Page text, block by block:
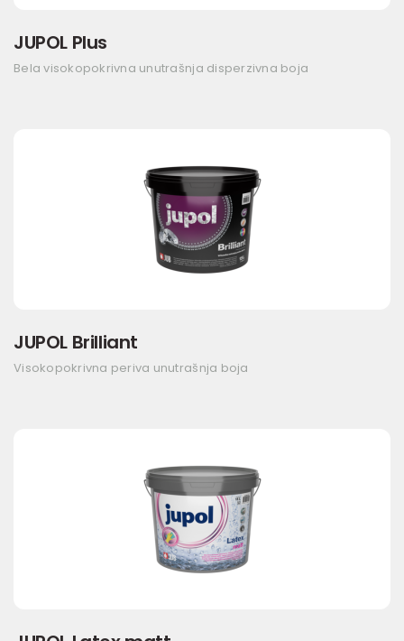
JUPOL Plus
Bela visokopokrivna unutrašnja disperzivna boja
JUPOL Brilliant
Visokopokrivna periva unutrašnja boja